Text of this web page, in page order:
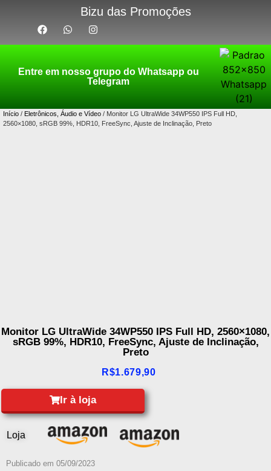
Bizu das Promoções
Entre em nosso grupo do Whatsapp ou
Telegram
Início / Eletrônicos, Áudio e Vídeo / Monitor LG UltraWide 34WP550 IPS Full HD,
2560×1080, sRGB 99%, HDR10, FreeSync, Ajuste de Inclinação, Preto
Monitor LG UltraWide 34WP550 IPS Full HD, 2560×1080,
sRGB 99%, HDR10, FreeSync, Ajuste de Inclinação,
Preto
R$1.679,90
Ir à loja
Loja
Publicado em 05/09/2023